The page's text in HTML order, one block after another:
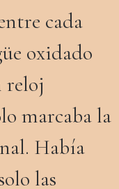
cada
oxidado
reloj
marcaba la
Había
las